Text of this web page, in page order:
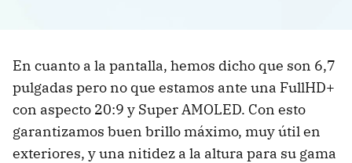
En cuanto a la pantalla, hemos dicho que son 6,7
pulgadas pero no que estamos ante una FullHD+
con aspecto 20:9 y Super AMOLED. Con esto
garantizamos buen brillo máximo, muy útil en
exteriores, y una nitidez a la altura para su gama